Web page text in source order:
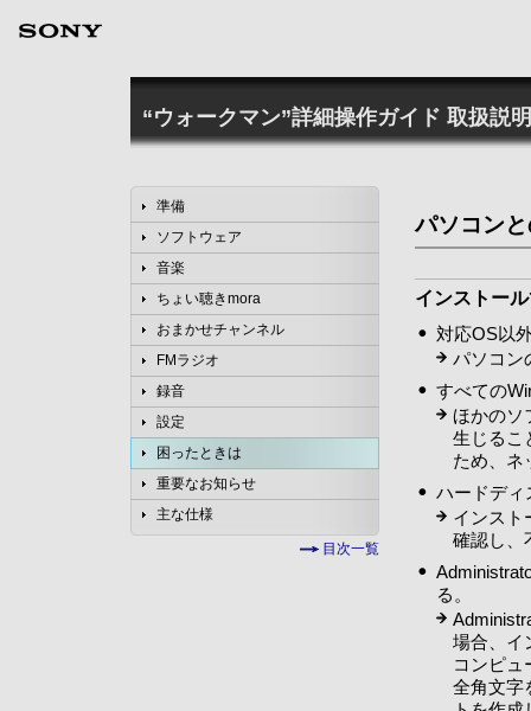
“ウォークマン”詳細操作ガイド 取扱説
準備
ソフトウェア
音楽
ちょい聴きmora
おまかせチャンネル
FMラジオ
録音
設定
困ったときは
重要なお知らせ
主な仕様
目次一覧
パソコン
インストー
対応OS以
パソコン
すべての
ほかのソ
生じるこ
ため、ネ
ハードディ
インスト
確認し、
る。
場合、イ
コンピュ
全角文字